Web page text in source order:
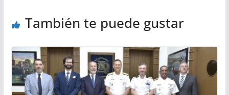
También te puede gustar